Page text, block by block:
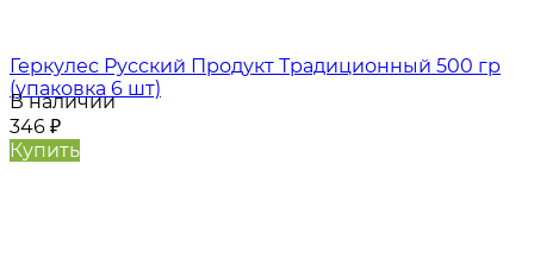
Геркулес Русский Продукт Традиционный 500 гр
(упаковка 6 шт)
В наличии
346 ₽
Купить